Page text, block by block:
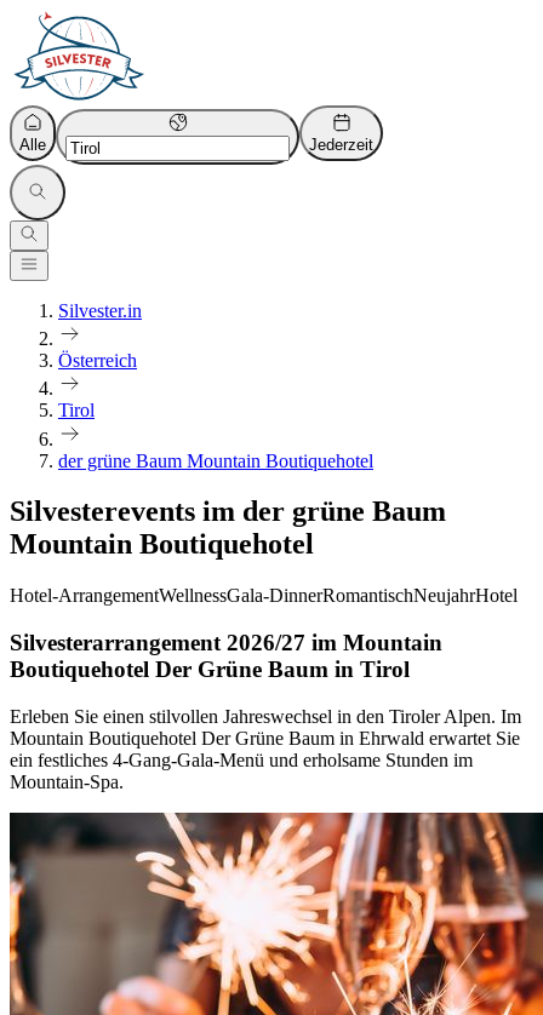
Alle Jederzeit
Silvester.in
Österreich
Tirol
der grüne Baum Mountain Boutiquehotel
Silvesterevents im der grüne Baum
Mountain Boutiquehotel
Hotel-ArrangementWellnessGala-DinnerRomantischNeujahrHotel
Silvesterarrangement 2026/27 im Mountain
Boutiquehotel Der Grüne Baum in Tirol
Erleben Sie einen stilvollen Jahreswechsel in den Tiroler Alpen. Im
Mountain Boutiquehotel Der Grüne Baum in Ehrwald erwartet Sie
ein festliches 4-Gang-Gala-Menü und erholsame Stunden im
Mountain-Spa.